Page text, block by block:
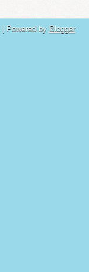
| Powered by Blogger